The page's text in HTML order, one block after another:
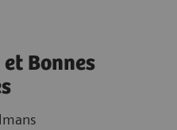
Bonnes